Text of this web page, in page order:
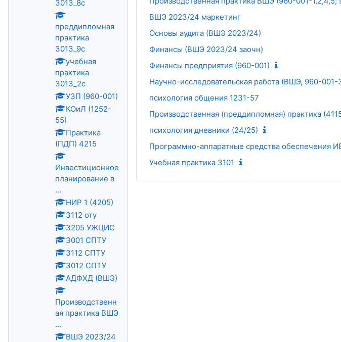
ВШЭ 2023/24 маркетинг
Основы аудита (ВШЭ 2023/24)
Финансы (ВШЭ 2023/24 заочн)
Финансы предприятия (960-001)
Научно-исследовательская работа (ВШЭ, 960-001-
психология общения 1231-57
Производственная (преддипломная) практика
психология дневники (24/25)
Программно-аппаратные средства обеспечения
Учебная практика 3101
3013_8с
преддипломная
практика
3013_9с
учебная
практика
3013_2с
УЗП (960-001)
КОиЛ (1252-
55)
Практика
(ПДП) 4215
Инвестиционное
планирование в
...
НИР 1 (4205)
3112 оту
3205 УЖЦИС
3001 СПТУ
3112 СПТУ
3012 СПТУ
АДФХД (ВШЭ)
Производственн
ая практика ВШЭ
...
ВШЭ 2023/24